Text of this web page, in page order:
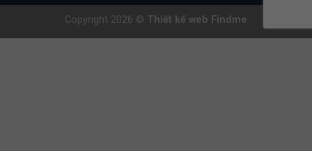
Copyright 2026 © Thiết kế web Findme